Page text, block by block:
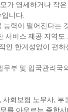
가 영세하거나 작
니다.
력이 떨어진다는
서비스 제공 지역
인 한계성없이 편
부 및 입국관리
회보험 노무사,
를 아우르는 종합